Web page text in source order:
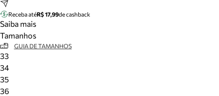
Tênis
Mule
Rasteira
Precisa de ajuda?
Receba atéR$ 17,99de cashback
Saiba mais
Tamanhos
GUIA DE TAMANHOS
33
34
35
36